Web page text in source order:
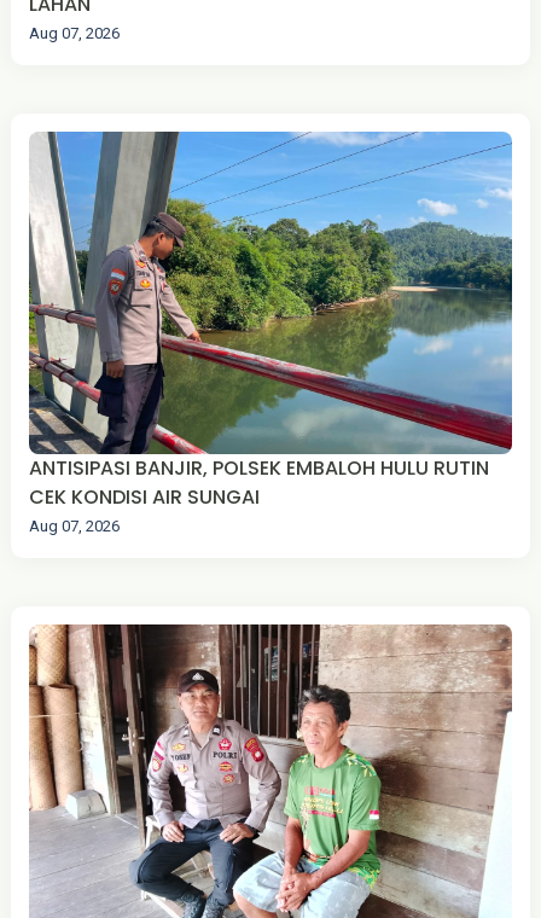
Aug 07, 2026
ANTISIPASI BANJIR, POLSEK EMBALOH HULU RUTIN
CEK KONDISI AIR SUNGAI
Aug 07, 2026